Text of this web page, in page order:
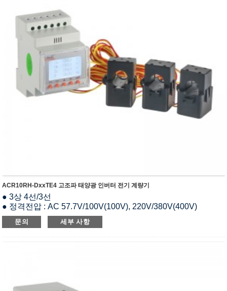
ACR10RH-DxxTE4 고조파 태양광 인버터 전기 계량기
● 3상 4선/3선
● 정격전압 : AC 57.7V/100V(100V), 220V/380V(400V)
● 전원 공급 : AC85~265V 또는 DC100~350V, DC24V, 48V
● 정격 전류 : AC 80/120/200/300A
문의 세부 사항